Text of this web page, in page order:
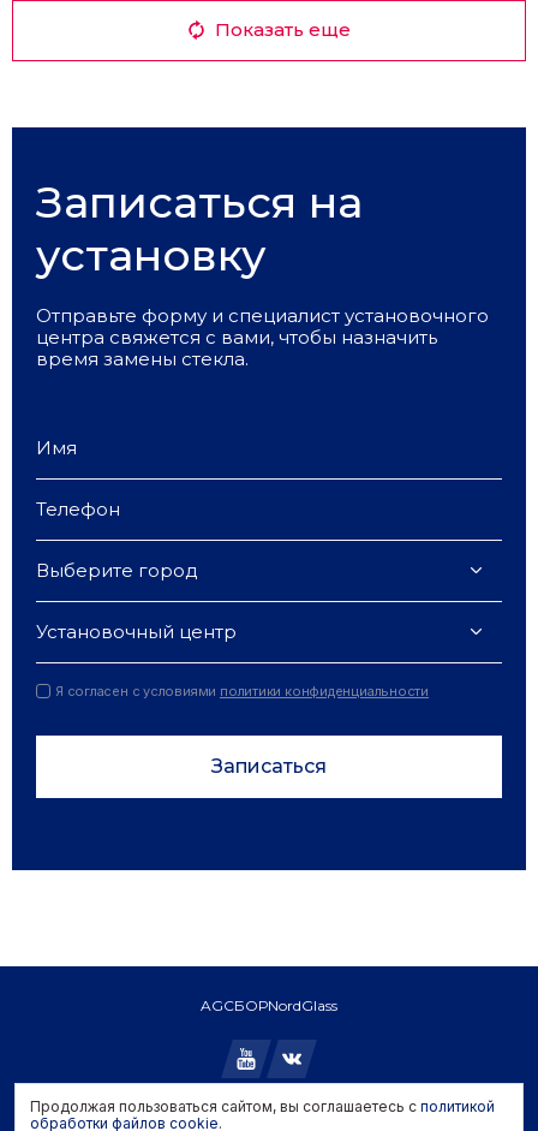
Показать еще
Записаться на
установку
Отправьте форму и специалист установочного
центра свяжется с вами, чтобы назначить
время замены стекла.
Выберите город
Установочный центр
Я согласен с условиями политики конфиденциальности
Записаться
AGCБОРNordGlass
Copyright © 2026 AGC. All rights reserved.
Продолжая пользоваться сайтом, вы соглашаетесь с политикой
обработки файлов cookie.